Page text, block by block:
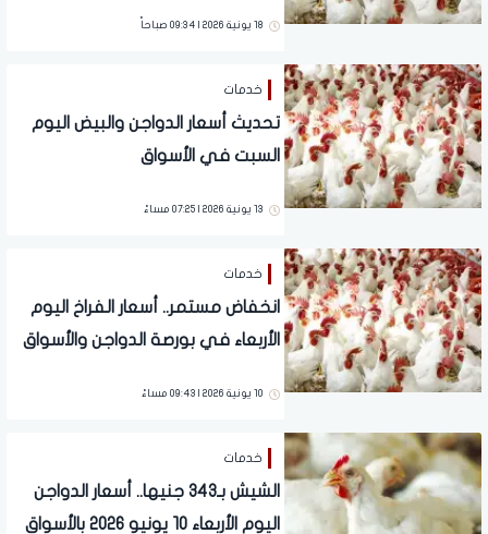
18 يونية 2026 | 09:34 صباحاً
خدمات
تحديث أسعار الدواجن والبيض اليوم
السبت في الأسواق
13 يونية 2026 | 07:25 مساءً
خدمات
انخفاض مستمر.. أسعار الفراخ اليوم
الأربعاء في بورصة الدواجن والأسواق
10 يونية 2026 | 09:43 مساءً
خدمات
الشيش بـ343 جنيها.. أسعار الدواجن
اليوم الأربعاء 10 يونيو 2026 بالأسواق